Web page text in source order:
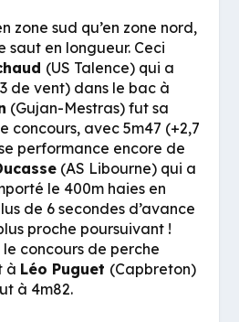
zone sud qu’en zone nord,
saut en longueur. Ceci
(US Talence) qui a
de vent) dans le bac à
(Gujan-Mestras) fut sa
concours, avec 5m47 (+2,7
performance encore de
(AS Libourne) qui a
le 400m haies en
de 6 secondes d’avance
proche poursuivant !
concours de perche
à Léo Puguet (Capbreton)
à 4m82.